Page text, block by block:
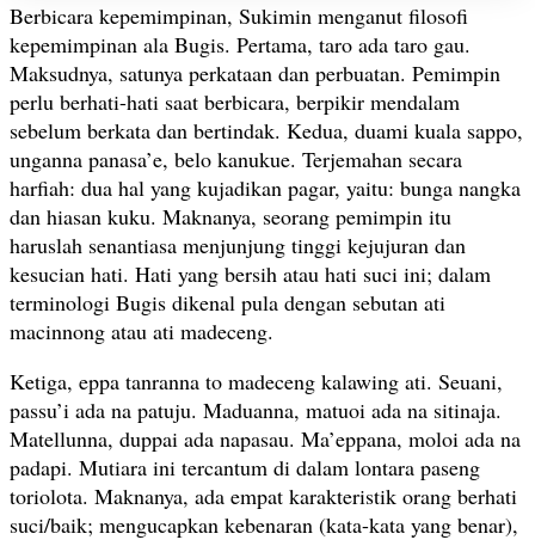
Berbicara kepemimpinan, Sukimin menganut filosofi
kepemimpinan ala Bugis. Pertama, taro ada taro gau.
Maksudnya, satunya perkataan dan perbuatan. Pemimpin
perlu berhati-hati saat berbicara, berpikir mendalam
sebelum berkata dan bertindak. Kedua, duami kuala sappo,
unganna panasa’e, belo kanukue. Terjemahan secara
harfiah: dua hal yang kujadikan pagar, yaitu: bunga nangka
dan hiasan kuku. Maknanya, seorang pemimpin itu
haruslah senantiasa menjunjung tinggi kejujuran dan
kesucian hati. Hati yang bersih atau hati suci ini; dalam
terminologi Bugis dikenal pula dengan sebutan ati
macinnong atau ati madeceng.
Ketiga, eppa tanranna to madeceng kalawing ati. Seuani,
passu’i ada na patuju. Maduanna, matuoi ada na sitinaja.
Matellunna, duppai ada napasau. Ma’eppana, moloi ada na
padapi. Mutiara ini tercantum di dalam lontara paseng
toriolota. Maknanya, ada empat karakteristik orang berhati
suci/baik; mengucapkan kebenaran (kata-kata yang benar),